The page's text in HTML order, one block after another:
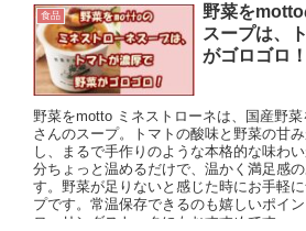
食品
野菜を
スープは、
がゴロゴロ！
野菜をmotto ミネストローネは、国産野菜
さんのスープ。トマトの酸味と野菜の甘
し、まるで手作りのような本格的な味わ
分ちょっと温めるだけで、温かく満足感
す。野菜が足りないと感じた時にお手軽
プです。常温保存できるのも嬉しいポイ
ローリングストックにもおすすめです。